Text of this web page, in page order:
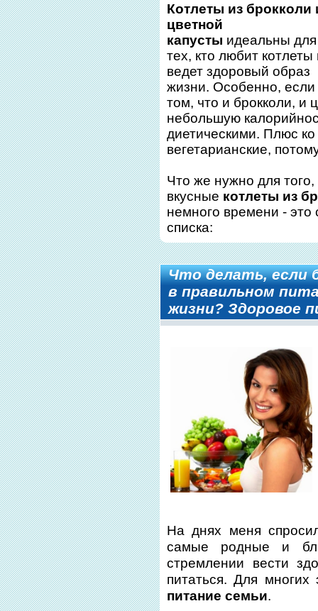
Котлеты из брокколи
цветной
капусты идеальны для
тех, кто любит котлеты
ведет здоровый образ
жизни. Особенно,
том, что и брокколи, и
небольшую
диетическими. Плюс
вегетарианские,
Что же нужно для
вкусные котлеты из
немного времени - это
списка:
Что делать, если
в правильном
жизни? Здоровое
На днях меня
самые родные и
стремлении вести
питаться. Для
питание семьи.